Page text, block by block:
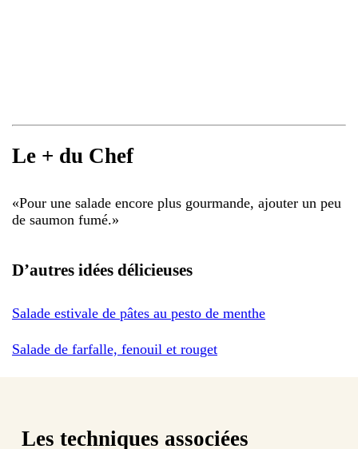
Le + du Chef
«Pour une salade encore plus gourmande, ajouter un peu
de saumon fumé.»
D’autres idées délicieuses
Salade estivale de pâtes au pesto de menthe
Salade de farfalle, fenouil et rouget
Les techniques associées